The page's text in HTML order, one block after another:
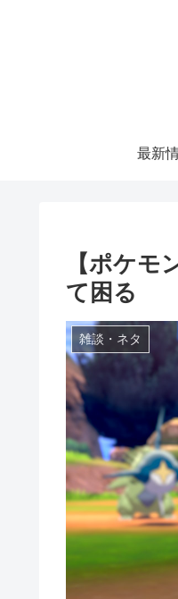
最新
【ポケ
て困る
雑談・ネタ